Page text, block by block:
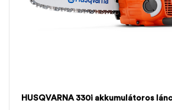
HUSQVARNA 330i akkumulátoros